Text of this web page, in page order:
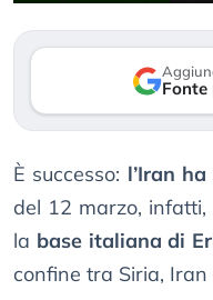
Fonte
È successo: l’Iran
del 12 marzo, infatti,
la base italiana di
confine tra Siria, Iran